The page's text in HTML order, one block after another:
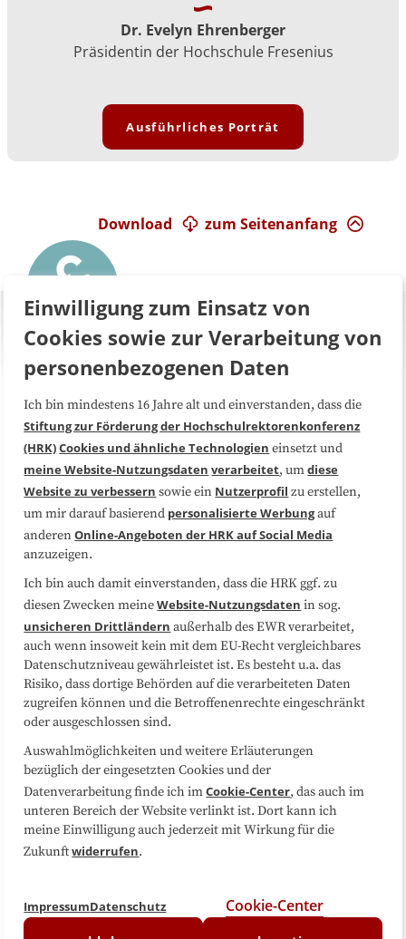
Dr. Evelyn Ehrenberger
Präsidentin der Hochschule Fresenius
Ausführliches Porträt
zum Seitenanfang
Download
Über uns FAQ
Medienarbeit Kooperationen
Datenschutzerklärung Impressum
Sitemap
Folgen Sie uns
Einwilligung zum Einsatz von
Cookies sowie zur Verarbeitung von
personenbezogenen Daten
Ich bin mindestens 16 Jahre alt und einverstanden, dass die
Stiftung zur Förderung der Hochschulrektorenkonferenz
(HRK)Cookies und ähnliche Technologien einsetzt und
meine Website-Nutzungsdaten verarbeitet, umdiese
Website zu verbessern sowie ein Nutzerprofil zu erstellen,
um mir darauf basierend personalisierte Werbungauf
anderenOnline-Angeboten der HRK auf Social Media
anzuzeigen.
Ich bin auch damit einverstanden, dass die HRK ggf. zu
diesen Zwecken meineWebsite-Nutzungsdaten in sog.
unsicheren Drittländern außerhalb des EWR verarbeitet,
auch wenn insoweit kein mit dem EU-Recht vergleichbares
Datenschutzniveau gewährleistet ist. Es besteht u.a. das
Risiko, dass dortige Behörden auf die verarbeiteten Daten
zugreifen können und die Betroffenenrechte eingeschränkt
oder ausgeschlossen sind.
Auswahlmöglichkeiten und weitere Erläuterungen
bezüglich der eingesetzten Cookies und der
Datenverarbeitung finde ich imCookie-Center, das auch im
unteren Bereich der Website verlinkt ist. Dort kann ich
meine Einwilligung auch jederzeit mit Wirkung für die
Zukunftwiderrufen.
ImpressumDatenschutz Cookie-Center